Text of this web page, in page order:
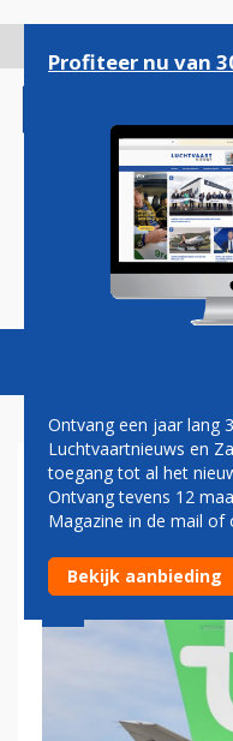
gaan
Magazine
GEEN PLEK
CAO-
Profiteer nu van
Ontvang een jaar lang
Luchtvaartnieuws en
toegang tot al het
Ontvang tevens 12
Magazine in de mail of
Bekijk aanbieding